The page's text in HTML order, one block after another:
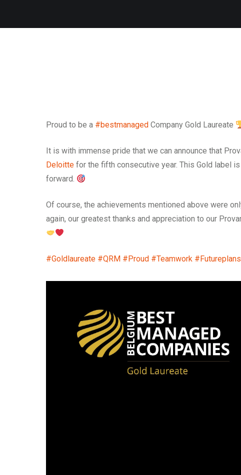
Proud to be a #bestmanaged Company Gold Laureate
It is with immense pride that we can announce that
Deloitte for the fifth consecutive year. This Gold label
forward.
Of course, the achievements mentioned above were
again, our greatest thanks and appreciation to our
#Goldlaureate #QRM #Proud #Teamwork #Futureplans